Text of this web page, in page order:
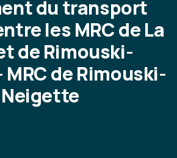
du transport
les MRC de La
de Rimouski-
de Rimouski-
Neigette